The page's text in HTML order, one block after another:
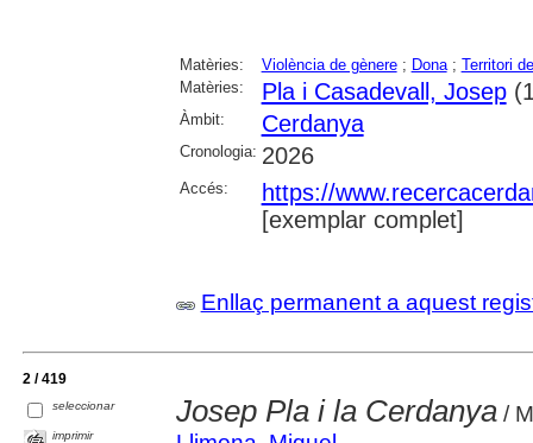
Matèries: Violència de gènere; Dona; Territori
Matèries:
Pla i Casadevall, Josep
Àmbit: Cerdanya
Cronologia: 2026
Accés:
https://
[exemplar complet]
Enllaç permanent a aquest
2 / 419
seleccionar
imprimir
Josep Pla i la Cerdanya/